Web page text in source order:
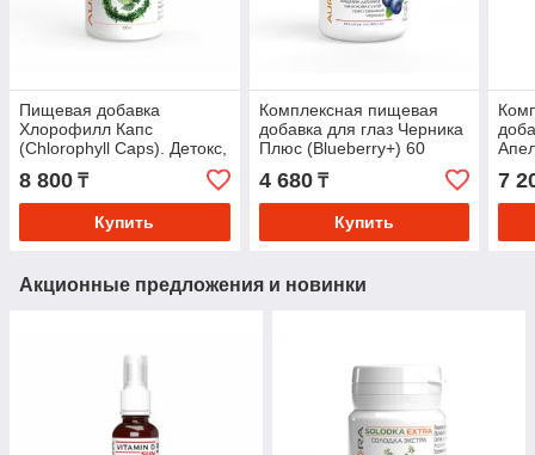
Пищевая добавка
Хлорофилл Капс
(Chlorophyll Caps). Детокс,
очищение крови,
поддержка ЖКТ
8 800 ₸
Купить
Комплексная пищевая
добавка для глаз Черника
Плюс (Blueberry+) 60
таблеток
4 680₸
Купить
7
Акционные предложения и новинки